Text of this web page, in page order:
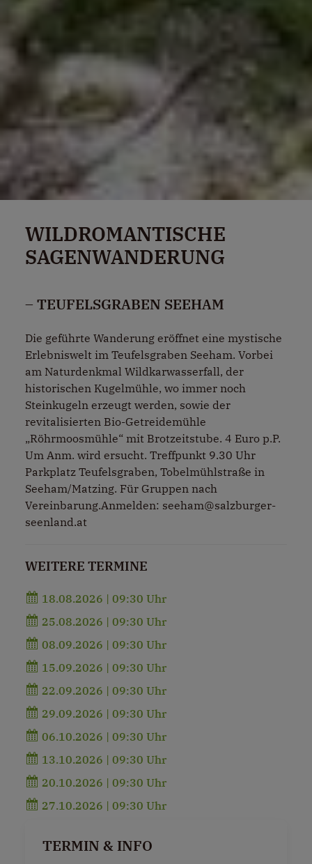
WILDROMANTISCHE
SAGENWANDERUNG
– TEUFELSGRABEN SEEHAM
Die geführte Wanderung eröffnet eine mystische
Erlebniswelt im Teufelsgraben Seeham. Vorbei
am Naturdenkmal Wildkarwasserfall, der
historischen Kugelmühle, wo immer noch
Steinkugeln erzeugt werden, sowie der
revitalisierten Bio-Getreidemühle
„Röhrmoosmühle“ mit Brotzeitstube. 4 Euro p.P.
Um Anm. wird ersucht. Treffpunkt 9.30 Uhr
Parkplatz Teufelsgraben, Tobelmühlstraße in
Seeham/Matzing. Für Gruppen nach
Vereinbarung.Anmelden: seeham@salzburger-
seenland.at
WEITERE TERMINE
18.08.2026 | 09:30 Uhr
25.08.2026 | 09:30 Uhr
08.09.2026 | 09:30 Uhr
15.09.2026 | 09:30 Uhr
22.09.2026 | 09:30 Uhr
29.09.2026 | 09:30 Uhr
06.10.2026 | 09:30 Uhr
13.10.2026 | 09:30 Uhr
20.10.2026 | 09:30 Uhr
27.10.2026 | 09:30 Uhr
TERMIN & INFO